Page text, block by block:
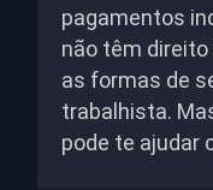
pagamentos
não têm direito
as formas de
trabalhista.
pode te ajudar